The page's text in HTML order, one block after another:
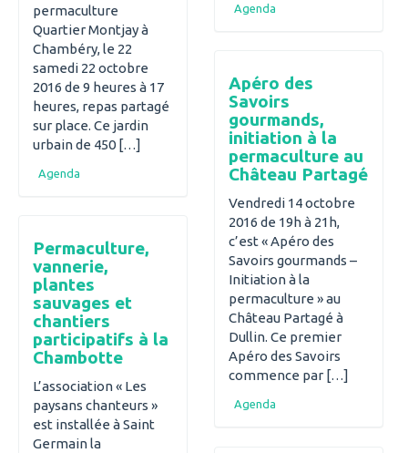
Agenda
permaculture
Quartier Montjay à
Chambéry, le 22
samedi 22 octobre
2016 de 9 heures à 17
heures, repas partagé
sur place. Ce jardin
urbain de 450 […]
Agenda
Apéro des
Savoirs
gourmands,
initiation à la
permaculture au
Château Partagé
Vendredi 14 octobre
2016 de 19h à 21h,
c’est « Apéro des
Savoirs gourmands –
Initiation à la
permaculture » au
Château Partagé à
Dullin. Ce premier
Apéro des Savoirs
commence par […]
Agenda
Permaculture,
vannerie,
plantes
sauvages et
chantiers
participatifs à la
Chambotte
L’association « Les
paysans chanteurs »
est installée à Saint
Germain la